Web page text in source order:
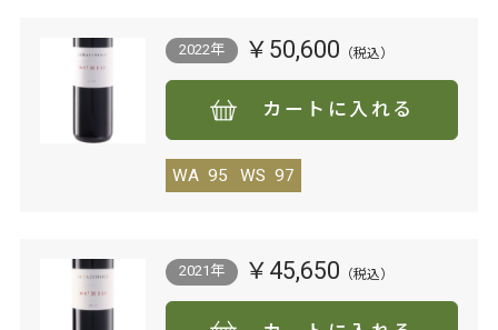
2022年 ￥50,600
カートに入れる
WA 95 WS 97
2021年 ￥45,650